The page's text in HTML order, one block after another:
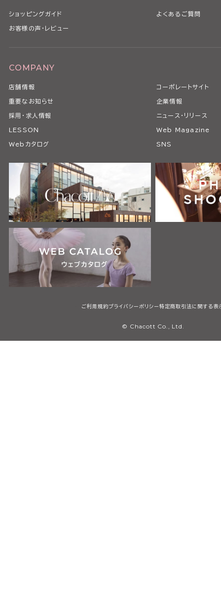
ショッピングガイド よくあるご質問
お客様の声・レビュー
COMPANY
店舗情報 コーポレートサイト
重要なお知らせ 企業情報
採用・求人情報 ニュース・リリース
LESSON Web Magazine
Webカタログ SNS
ご利用規約プライバシーポリシー特定商取引法に関する表
© Chacott Co., Ltd.